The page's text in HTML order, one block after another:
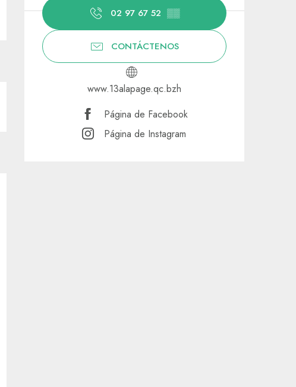
02 97 67 52 ▒▒
CONTÁCTENOS
www.13alapage.qc.bzh
Página de Facebook
Página de Instagram